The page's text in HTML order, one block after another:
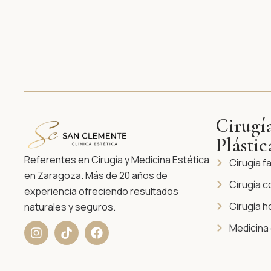
Referentes en Cirugía y Medicina Estética
en Zaragoza. Más de 20 años de
experiencia ofreciendo resultados
naturales y seguros.
I
n
T
i
F
a
Cirugía
Cirugía
Cirugía